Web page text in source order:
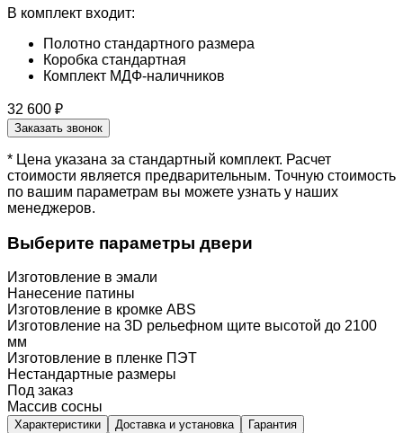
В комплект входит:
Полотно стандартного размера
Коробка стандартная
Комплект МДФ-наличников
32 600 ₽
Заказать звонок
* Цена указана за стандартный комплект. Расчет
стоимости является предварительным. Точную стоимость
по вашим параметрам вы можете узнать у наших
менеджеров.
Выберите параметры двери
Изготовление в эмали
Нанесение патины
Изготовление в кромке ABS
Изготовление на 3D рельефном щите высотой до 2100
мм
Изготовление в пленке ПЭТ
Нестандартные размеры
Под заказ
Массив сосны
Характеристики Доставка и установка Гарантия